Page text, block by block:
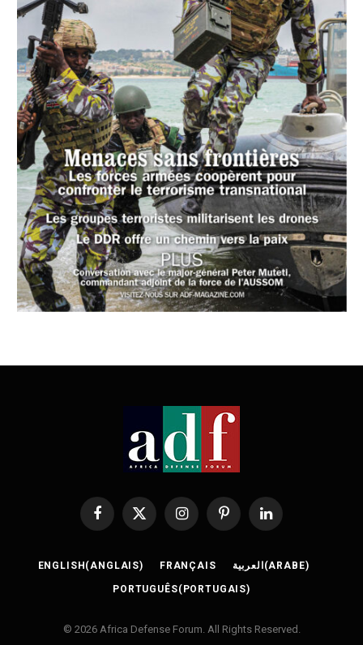
Facebook
X
InstagramPinterestLinkedIn
ENGLISH (ANGLAIS) FRANÇAIS العربية (ARABE)
PORTUGUÊS( PORTUGAIS)
© 2026 Africa Defense Forum. All Rights Reserved.